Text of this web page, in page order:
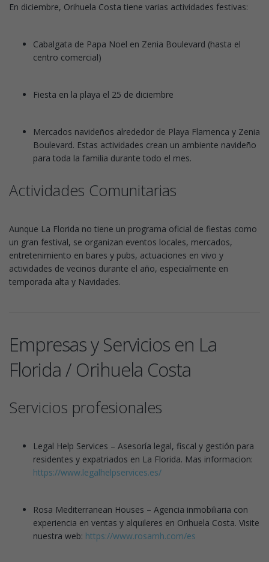
En diciembre, Orihuela Costa tiene varias actividades festivas:
Cabalgata de Papa Noel en Zenia Boulevard (hasta el
centro comercial)
Fiesta en la playa el 25 de diciembre
Mercados navideños alrededor de Playa Flamenca y Zenia
Boulevard. Estas actividades crean un ambiente navideño
para toda la familia durante todo el mes.
Actividades Comunitarias
Aunque La Florida no tiene un programa oficial de fiestas como
un gran festival, se organizan eventos locales, mercados,
entretenimiento en bares y pubs, actuaciones en vivo y
actividades de vecinos durante el año, especialmente en
temporada alta y Navidades.
Empresas y Servicios en La
Florida / Orihuela Costa
Servicios profesionales
Legal Help Services – Asesoría legal, fiscal y gestión para
residentes y expatriados en La Florida. Mas informacion:
https://www.legalhelpservices.es/
Rosa Mediterranean Houses – Agencia inmobiliaria con
experiencia en ventas y alquileres en Orihuela Costa. Visite
nuestra web: https://www.rosamh.com/es